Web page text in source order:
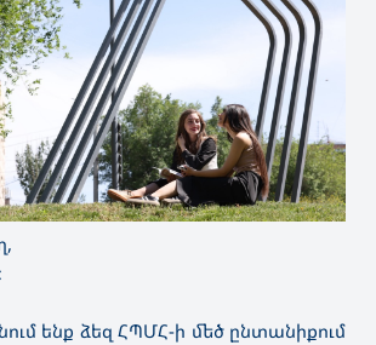
ենք ձեզ ՀՊՄՀ-ի մեծ ընտանիքում